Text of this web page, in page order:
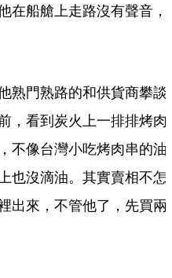
在船艙上走路沒有聲音，
熟門熟路的和供貨商攀談
，看到炭火上一排排烤肉
不像台灣小吃烤肉串的油
也沒滴油。其實賣相不怎
出來，不管他了，先買兩